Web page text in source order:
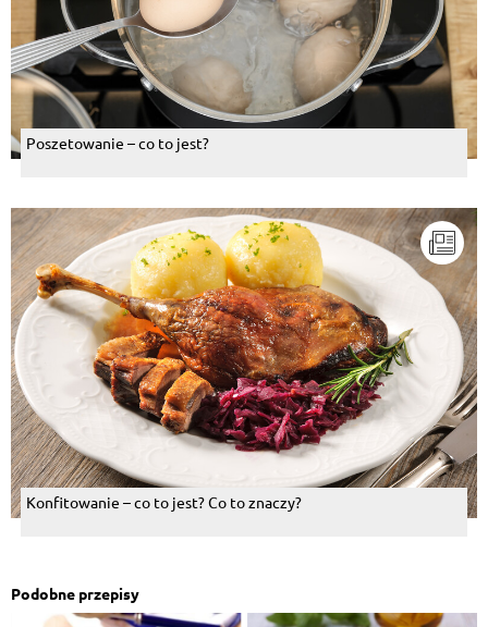
Poszetowanie – co to jest?
Konfitowanie – co to jest? Co to znaczy?
Podobne przepisy